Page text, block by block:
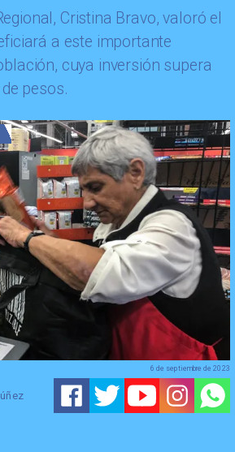
Cristina Bravo, valoró el
a este importante
cuya inversión supera
pesos.
6 de septiembre de 2023